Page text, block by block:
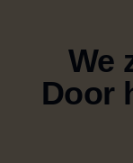
We
Door